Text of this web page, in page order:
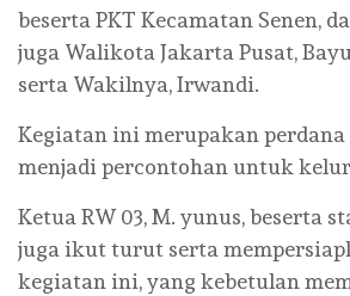
beserta PKT Kecamatan Senen,
juga Walikota Jakarta Pusat,
serta Wakilnya, Irwandi.
Kegiatan ini merupakan
menjadi percontohan untuk
Ketua RW 03, M. yunus, beserta
juga ikut turut serta
kegiatan ini, yang kebetulan